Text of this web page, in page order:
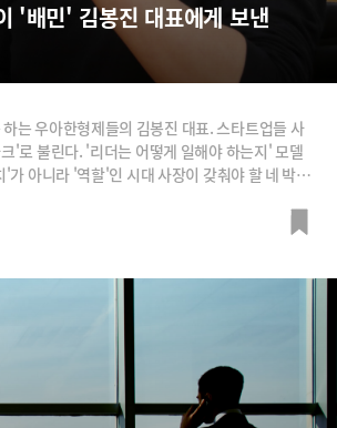
'배민' 김봉진 대표에게 보낸
는 우아한형제들의 김봉진 대표. 스타트업들 사
'로 불린다. '리더는 어떻게 일해야 하는지' 모델
'가 아니라 '역할'인 시대 사장이 갖춰야 할 네 박자
같이 챙긴다. 재미있게 일한다. 직원들이 딴 짓 할